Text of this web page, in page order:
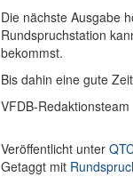
Die nächste Ausgabe
Rundspruchstation
bekommst.
Bis dahin eine gute
VFDB-Redaktionsteam
Veröffentlicht unter
Getaggt mit